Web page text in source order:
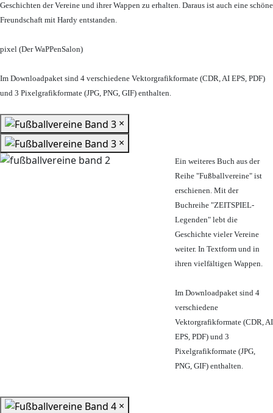
Geschichten der Vereine und ihrer Wappen zu erhalten. Daraus ist auch eine schöne
Freundschaft mit Hardy entstanden.
pixel (Der WaPPenSalon)
Im Downloadpaket sind 4 verschiedene Vektorgrafikformate (CDR, AI EPS, PDF)
und 3 Pixelgrafikformate (JPG, PNG, GIF) enthalten.
×
×
Ein weiteres Buch aus der
Reihe "Fußballvereine" ist
erschienen. Mit der
Buchreihe "ZEITSPIEL-
Legenden" lebt die
Geschichte vieler Vereine
weiter. In Textform und in
ihren vielfältigen Wappen.
Im Downloadpaket sind 4
verschiedene
Vektorgrafikformate (CDR, AI
EPS, PDF) und 3
Pixelgrafikformate (JPG,
PNG, GIF) enthalten.
×